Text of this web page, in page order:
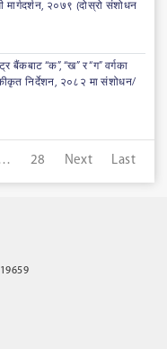
२०७९ (दोस्रो संशोधन
“क”, “ख” र “ग” वर्गका
निर्देशन, २०८२ मा संशोधन/
28 Next Last